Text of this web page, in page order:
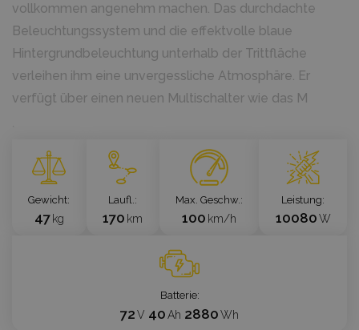
vollkommen angenehm machen. Das durchdachte
Beleuchtungssystem und die effektvolle blaue
Hintergrundbeleuchtung unterhalb der Trittfläche
verleihen ihm eine unvergessliche Atmosphäre. Er
verfügt über einen neuen Multischalter wie das M
`
Gewicht
47 kg
Laufl.
170 km
Max. Geschw.
100 km/h
Leistung
10080W
Batterie
72V 40Ah 2880Wh